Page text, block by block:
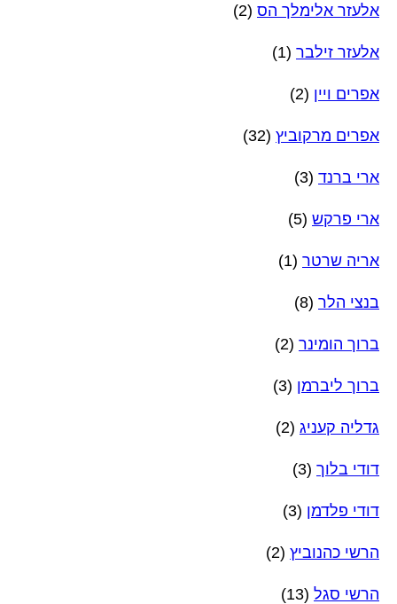
אלעזר אלימלך הס (2)
אלעזר זילבר (1)
אפרים ויין (2)
אפרים מרקוביץ (32)
ארי ברנד (3)
ארי פרקש (5)
אריה שרטר (1)
בנצי הלר (8)
ברוך הומינר (2)
ברוך ליברמן (3)
גדליה קעניג (2)
דודי בלוך (3)
דודי פלדמן (3)
הרשי כהנוביץ (2)
הרשי סגל (13)